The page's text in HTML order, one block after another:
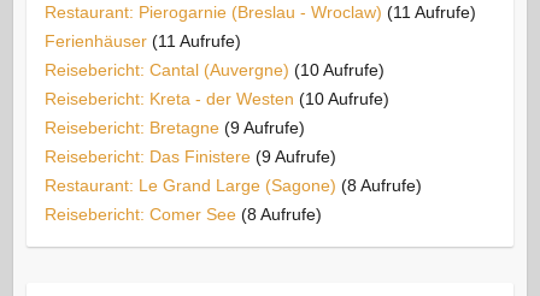
Restaurant: Pierogarnie (Breslau - Wroclaw) (11 Aufrufe)
Ferienhäuser (11 Aufrufe)
Reisebericht: Cantal (Auvergne) (10 Aufrufe)
Reisebericht: Kreta - der Westen (10 Aufrufe)
Reisebericht: Bretagne (9 Aufrufe)
Reisebericht: Das Finistere (9 Aufrufe)
Restaurant: Le Grand Large (Sagone) (8 Aufrufe)
Reisebericht: Comer See (8 Aufrufe)